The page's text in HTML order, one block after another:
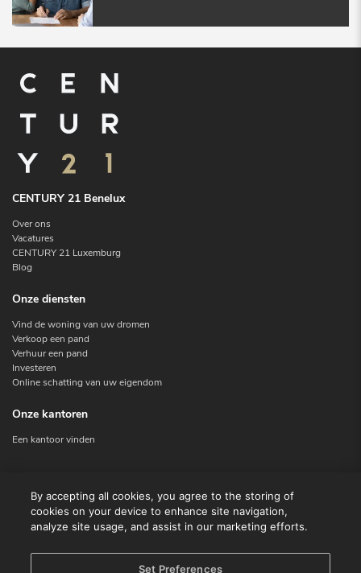
CENTURY 21 Benelux
Over ons
Vacatures
CENTURY 21 Luxemburg
Blog
Onze diensten
Vind de woning van uw dromen
Verkoop een pand
Verhuur een pand
Investeren
Online schatting van uw eigendom
Onze kantoren
Een kantoor vinden
Contact
Facebook
By accepting all cookies, you agree to the storing of
cookies on your device to enhance site navigation,
analyze site usage, and assist in our marketing efforts.
Set Preferences